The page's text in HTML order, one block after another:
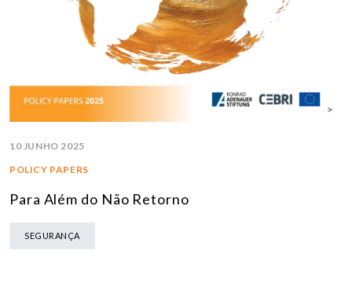
10 JUNHO 2025
POLICY PAPERS
Para Além do Não Retorno
SEGURANÇA